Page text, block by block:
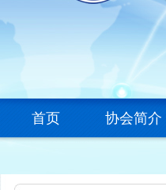
首页 协会简介